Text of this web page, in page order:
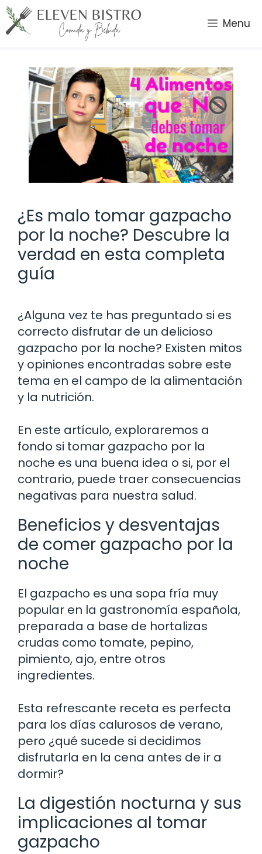
Saltar
al
contenido
Menu
¿Es malo tomar gazpacho
por la noche? Descubre la
verdad en esta completa
guía
¿Alguna vez te has preguntado si es
correcto disfrutar de un delicioso
gazpacho por la noche? Existen mitos
y opiniones encontradas sobre este
tema en el campo de la alimentación
y la nutrición.
En este artículo, exploraremos a
fondo si tomar gazpacho por la
noche es una buena idea o si, por el
contrario, puede traer consecuencias
negativas para nuestra salud.
Beneficios y desventajas
de comer gazpacho por la
noche
El gazpacho es una sopa fría muy
popular en la gastronomía española,
preparada a base de hortalizas
crudas como tomate, pepino,
pimiento, ajo, entre otros
ingredientes.
Esta refrescante receta es perfecta
para los días calurosos de verano,
pero ¿qué sucede si decidimos
disfrutarla en la cena antes de ir a
dormir?
La digestión nocturna y sus
implicaciones al tomar
gazpacho